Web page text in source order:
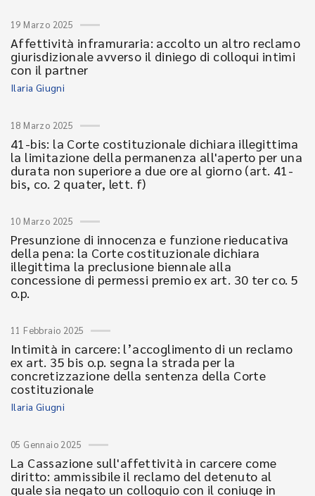
19 Marzo 2025
Affettività inframuraria: accolto un altro reclamo
giurisdizionale avverso il diniego di colloqui intimi
con il partner
Ilaria Giugni
18 Marzo 2025
41-bis: la Corte costituzionale dichiara illegittima
la limitazione della permanenza all'aperto per una
durata non superiore a due ore al giorno (art. 41-
bis, co. 2 quater, lett. f)
10 Marzo 2025
Presunzione di innocenza e funzione rieducativa
della pena: la Corte costituzionale dichiara
illegittima la preclusione biennale alla
concessione di permessi premio ex art. 30 ter co. 5
o.p.
11 Febbraio 2025
Intimità in carcere: l’accoglimento di un reclamo
ex art. 35 bis o.p. segna la strada per la
concretizzazione della sentenza della Corte
costituzionale
Ilaria Giugni
05 Gennaio 2025
La Cassazione sull'affettività in carcere come
diritto: ammissibile il reclamo del detenuto al
quale sia negato un colloquio con il coniuge in